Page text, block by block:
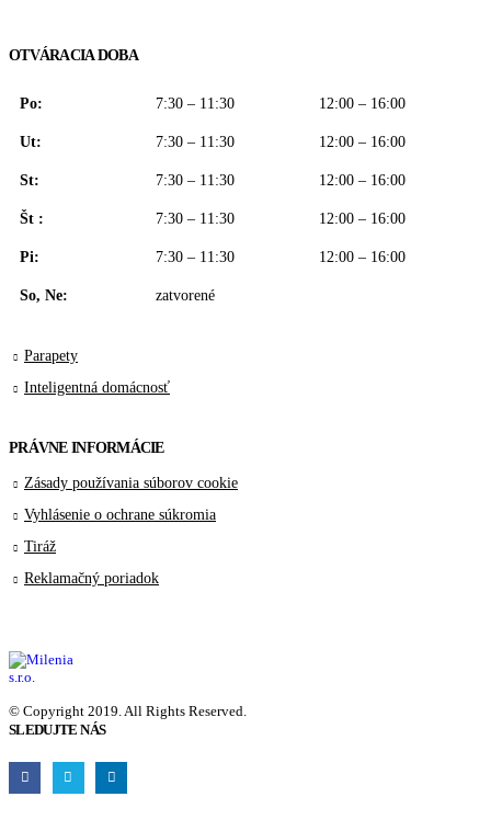
OTVÁRACIA DOBA
Po: 7:30 – 11:30 12:00 – 16:00
Ut: 7:30 – 11:30 12:00 – 16:00
St: 7:30 – 11:30 12:00 – 16:00
Št : 7:30 – 11:30 12:00 – 16:00
Pi: 7:30 – 11:30 12:00 – 16:00
So, Ne: zatvorené
Parapety
Inteligentná domácnosť
PRÁVNE INFORMÁCIE
Zásady používania súborov cookie
Vyhlásenie o ochrane súkromia
Tiráž
Reklamačný poriadok
© Copyright 2019. All Rights Reserved.
SLEDUJTE NÁS